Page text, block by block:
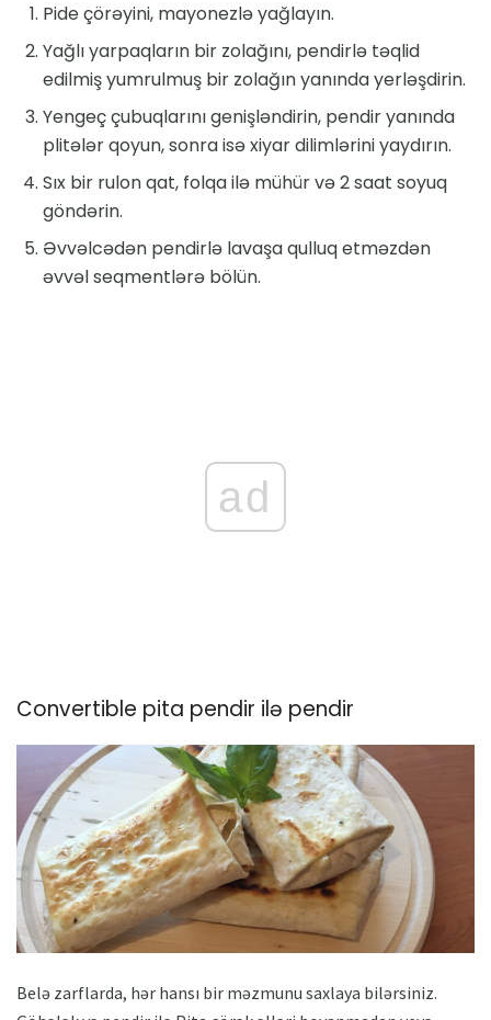
Pide çörəyini, mayonezlə yağlayın.
Yağlı yarpaqların bir zolağını, pendirlə təqlid
edilmiş yumrulmuş bir zolağın yanında yerləşdirin.
Yengeç çubuqlarını genişləndirin, pendir yanında
plitələr qoyun, sonra isə xiyar dilimlərini yaydırın.
Sıx bir rulon qat, folqa ilə mühür və 2 saat soyuq
göndərin.
Əvvəlcədən pendirlə lavaşa qulluq etməzdən
əvvəl seqmentlərə bölün.
ad
Convertible pita pendir ilə pendir
Belə zarflarda, hər hansı bir məzmunu saxlaya bilərsiniz.